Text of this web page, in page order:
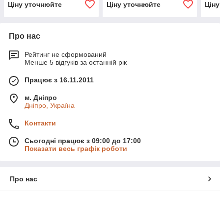
Ціну уточнюйте
Ціну уточнюйте
Про нас
Рейтинг не сформований
Менше 5 відгуків за останній рік
Працює з 16.11.2011
м. Дніпро
Дніпро, Україна
Контакти
Сьогодні працює з 09:00 до 17:00
Показати весь графік роботи
Про нас